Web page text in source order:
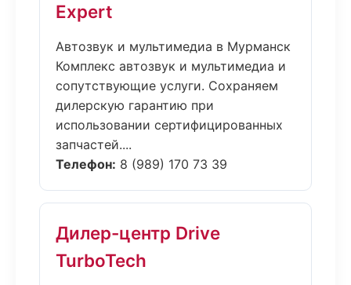
Expert
Автозвук и мультимедиа в Мурманск
Комплекс автозвук и мультимедиа и
сопутствующие услуги. Сохраняем
дилерскую гарантию при
использовании сертифицированных
запчастей....
Телефон: 8 (989) 170 73 39
Дилер-центр Drive
TurboTech